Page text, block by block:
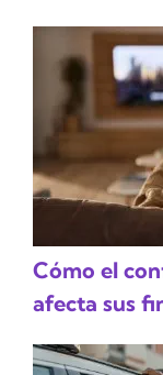
Cómo el
afecta sus